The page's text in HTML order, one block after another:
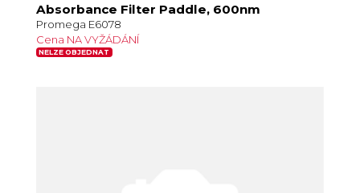
Absorbance Filter Paddle, 600nm
Promega E6078
Cena NA VYŽÁDÁNÍ
NELZE OBJEDNAT